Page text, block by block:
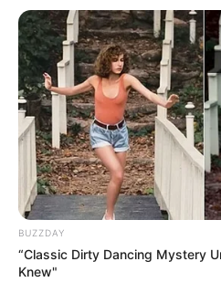
BRAINBERRIES
90s Hair Trends That
BRAINBERRIES
BUZZDAY
“Classic Dirty Dancing Mystery
Knew"